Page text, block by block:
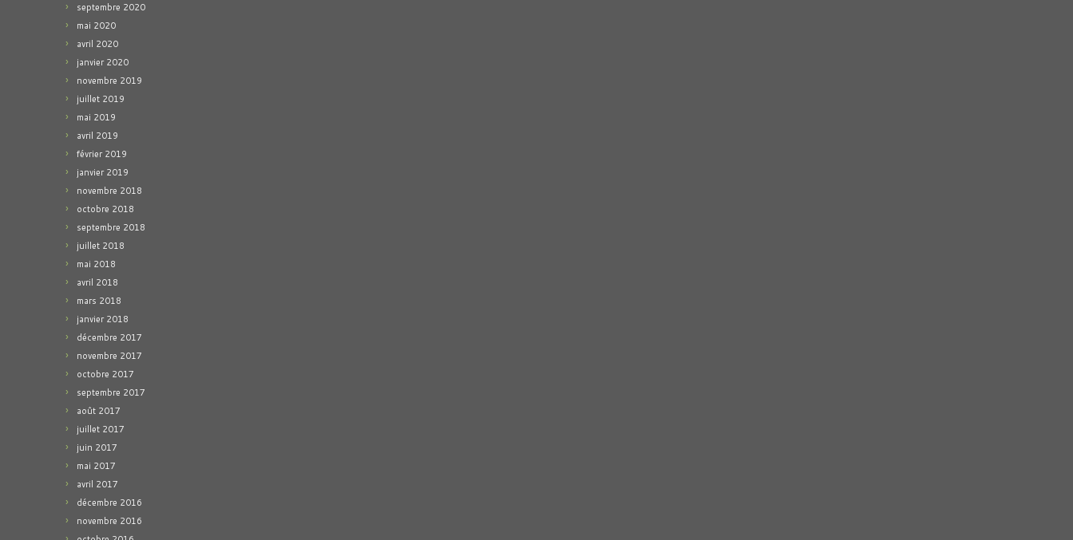
septembre 2020
mai 2020
avril 2020
janvier 2020
novembre 2019
juillet 2019
mai 2019
avril 2019
février 2019
janvier 2019
novembre 2018
octobre 2018
septembre 2018
juillet 2018
mai 2018
avril 2018
mars 2018
janvier 2018
décembre 2017
novembre 2017
octobre 2017
septembre 2017
août 2017
juillet 2017
juin 2017
mai 2017
avril 2017
décembre 2016
novembre 2016